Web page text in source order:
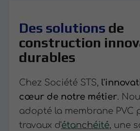
Des solutions de
construction
durables
Chez Société STS,
cœur de notre métier.
adopté la membrane PVC
travaux d'étanchéité, une